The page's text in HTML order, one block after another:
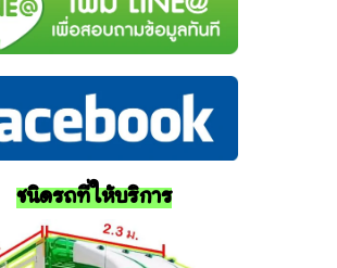
ชนิดรถที่ให้บริการ